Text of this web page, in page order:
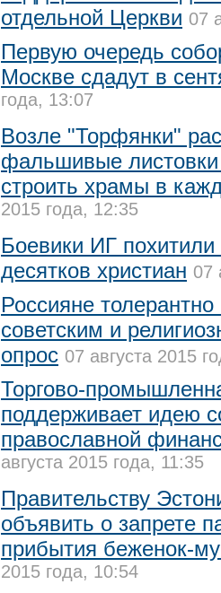
отдельной Церкви 07
Первую очередь
Москве сдадут в
года, 13:07
Возле "Торфянки"
фальшивые
строить храмы в
2015 года, 12:35
Боевики ИГ
десятков христиан 07
Россияне толерантно
советским и
опрос 07 августа 2015
Торгово-
поддерживает идею
православной
августа 2015 года, 11:35
Правительству
объявить о запрете
прибытия беженок-
2015 года, 10:54